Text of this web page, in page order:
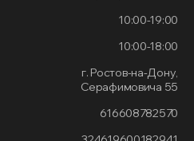
10:00-19:00
10:00-18:00
г. Ростов-на-Дону,
Серафимовича 55
616608782570